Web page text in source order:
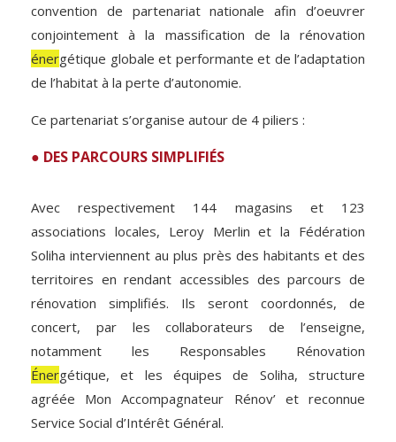
convention de partenariat nationale afin d’oeuvrer
conjointement à la massification de la rénovation
énergétique globale et performante et de l’adaptation
de l’habitat à la perte d’autonomie.
Ce partenariat s’organise autour de 4 piliers :
● DES PARCOURS SIMPLIFIÉS
Avec respectivement 144 magasins et 123
associations locales, Leroy Merlin et la Fédération
Soliha interviennent au plus près des habitants et des
territoires en rendant accessibles des parcours de
rénovation simplifiés. Ils seront coordonnés, de
concert, par les collaborateurs de l’enseigne,
notamment les Responsables Rénovation
Énergétique, et les équipes de Soliha, structure
agréée Mon Accompagnateur Rénov’ et reconnue
Service Social d’Intérêt Général.